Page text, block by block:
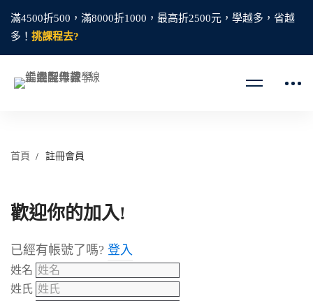
滿4500折500，滿8000折1000，最高折2500元，學越多，省越
多！ 挑課程去?
首頁 註冊會員
歡迎你的加入!
已經有帳號了嗎? 登入
姓名
姓氏